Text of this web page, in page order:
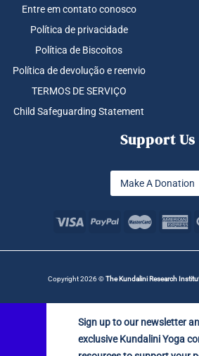
Entre em contato conosco
Política de privacidade
Política de Biscoitos
Política de devolução e reenvio
TERMOS DE SERVIÇO
Child Safeguarding Statement
Support Us
Make A Donation
Copyright 2026 ©The Kundalini Research
Sign up to our newsletter
exclusive Kundalini Yoga